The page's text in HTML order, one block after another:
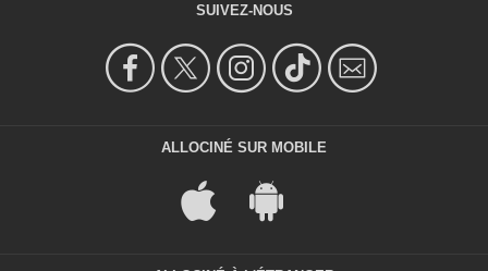
SUIVEZ-NOUS
ALLOCINÉ SUR MOBILE